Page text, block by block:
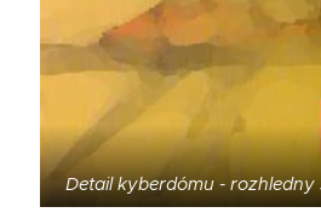
Detail kyberdómu - rozhledny